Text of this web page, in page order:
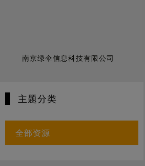
南京绿伞信息科技有限公司
主题分类
全部资源